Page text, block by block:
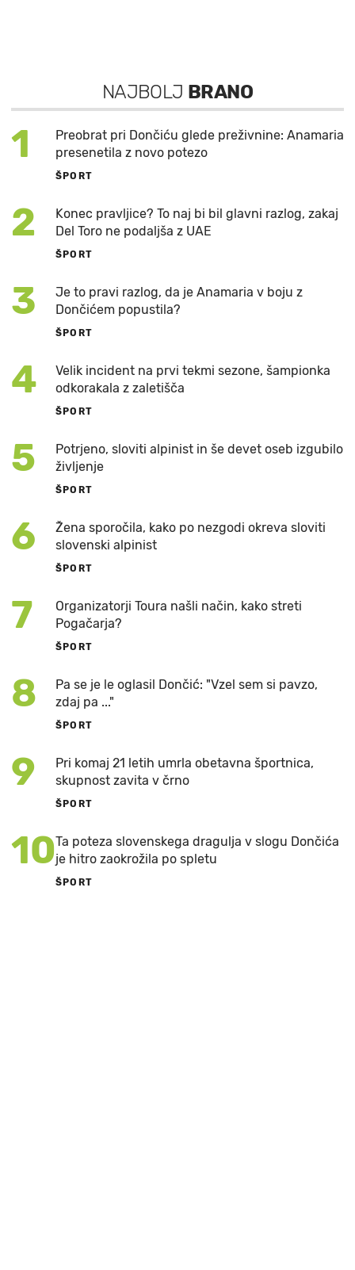
NAJBOLJ BRANO
1
Preobrat pri Dončiću glede preživnine: Anamaria
presenetila z novo potezo
ŠPORT
2
Konec pravljice? To naj bi bil glavni razlog, zakaj
Del Toro ne podaljša z UAE
ŠPORT
3
Je to pravi razlog, da je Anamaria v boju z
Dončićem popustila?
ŠPORT
4
Velik incident na prvi tekmi sezone, šampionka
odkorakala z zaletišča
ŠPORT
5
Potrjeno, sloviti alpinist in še devet oseb izgubilo
življenje
ŠPORT
6
Žena sporočila, kako po nezgodi okreva sloviti
slovenski alpinist
ŠPORT
7
Organizatorji Toura našli način, kako streti
Pogačarja?
ŠPORT
8
Pa se je le oglasil Dončić: "Vzel sem si pavzo,
zdaj pa ..."
ŠPORT
9
Pri komaj 21 letih umrla obetavna športnica,
skupnost zavita v črno
ŠPORT
10Ta poteza slovenskega dragulja v slogu Dončića
je hitro zaokrožila po spletu
ŠPORT